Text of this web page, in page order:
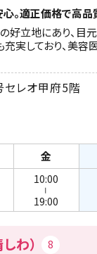
。適正価格で高
好立地にあり、目
実しており、美
レオ甲府5階
金
10:00
19:00
わ） 8